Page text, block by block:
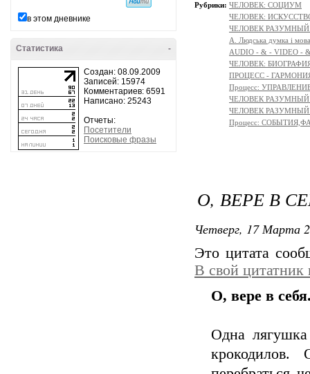
в этом дневнике
-
Статистика
Создан: 08.09.2009
Записей: 15974
Комментариев: 6591
Написано: 25243
Отчеты:
Посетители
Поисковые фразы
Рубрики: ЧЕЛОВЕК: СОЦИУМ
ЧЕЛОВЕК:
ЧЕЛОВЕК
A. Людська думка і мова
AUDIO - & - VIDEO -
ЧЕЛОВЕК:
ПРОЦЕСС -
Процесс:
ЧЕЛОВЕК
ЧЕЛОВЕК РАЗУМНЫЙ:
Процесс:
О, ВЕРЕ В
Четверг, 17 Марта
Это цитата
В свой цитатник
О, вере в
Одна